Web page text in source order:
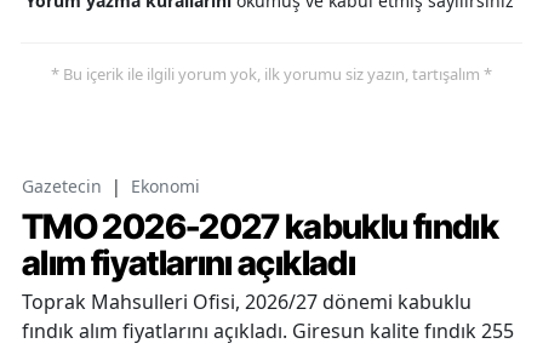
* Bu içerik ile ilgili yorum yok, ilk yorumu siz yazın, tartışalım *
Gazetecin | Ekonomi
TMO 2026-2027 kabuklu fındık
alım fiyatlarını açıkladı
Toprak Mahsulleri Ofisi, 2026/27 dönemi kabuklu
fındık alım fiyatlarını açıkladı. Giresun kalite fındık 255